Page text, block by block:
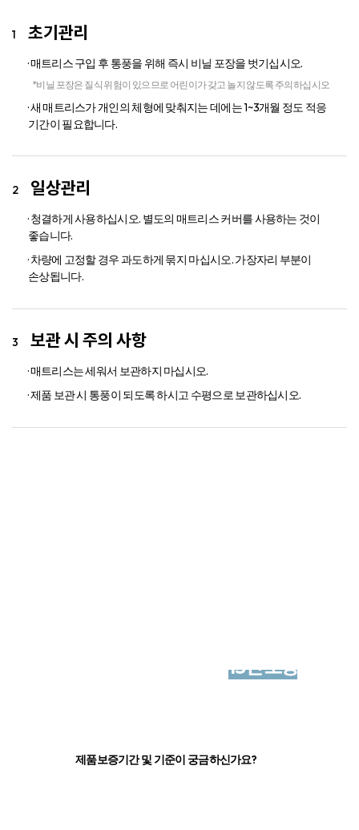
초기관리
· 매트리스 구입 후 통풍을 위해 즉시 비닐 포장을 벗기십시오.
*비닐 포장은 질식 위험이 있으므로 어린이가 갖고 놀지 않도록 주의하십시오
· 새 매트리스가 개인의 체형에 맞춰지는 데에는 1~3개월 정도 적응
기간이 필요합니다.
일상관리
· 청결하게 사용하십시오. 별도의 매트리스 커버를 사용하는 것이
좋습니다.
· 차량에 고정할 경우 과도하게 묶지 마십시오. 가장자리 부분이
손상됩니다.
보관 시 주의 사항
· 매트리스는 세워서 보관하지 마십시오.
· 제품 보관 시 통풍이 되도록 하시고 수평으로 보관하십시오.
포켓 스프링에 한하여15년 보증
제품보증기간 및 기준이 궁금하신가요?